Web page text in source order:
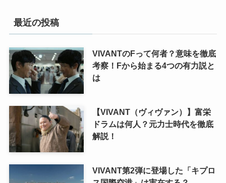
最近の投稿
VIVANTのFって何者？意味を徹底
考察！Fから始まる4つの有力説と
は
【VIVANT（ヴィヴァン）】富栄
ドラムは何人？元力士時代を徹底
解説！
VIVANT第2弾に登場した「キプロ